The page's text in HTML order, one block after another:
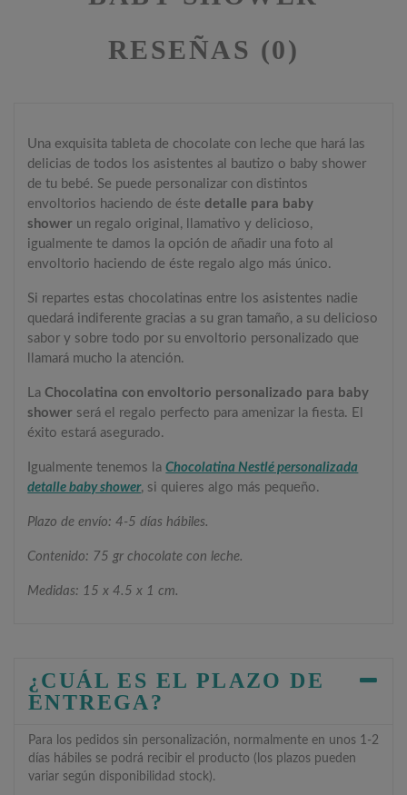
RESEÑAS (0)
Una exquisita tableta de chocolate con leche que hará las
delicias de todos los asistentes al bautizo o baby shower
de tu bebé. Se puede personalizar con distintos
envoltorios haciendo de éstedetalle para baby
shower un regalo original, llamativo y delicioso,
igualmente te damos la opción de añadir una foto al
envoltorio haciendo de éste regalo algo más único.
Si repartes estas chocolatinas entre los asistentes nadie
quedará indiferente gracias a su gran tamaño, a su delicioso
sabor y sobre todo por su envoltorio personalizado que
llamará mucho la atención.
LaChocolatina con envoltorio personalizado para baby
shower será el regalo perfecto para amenizar la fiesta. El
éxito estará asegurado.
Igualmente tenemos laChocolatina Nestlé personalizada
detalle baby shower, si quieres algo más pequeño.
Plazo de envío: 4-5 días hábiles.
Contenido: 75 gr chocolate con leche.
Medidas: 15 x 4.5 x 1 cm.
¿CUÁL ES EL PLAZO DE
ENTREGA?
Para los pedidos sin personalización, normalmente en unos 1-2
días hábiles se podrá recibir el producto (los plazos pueden
variar según disponibilidad stock).